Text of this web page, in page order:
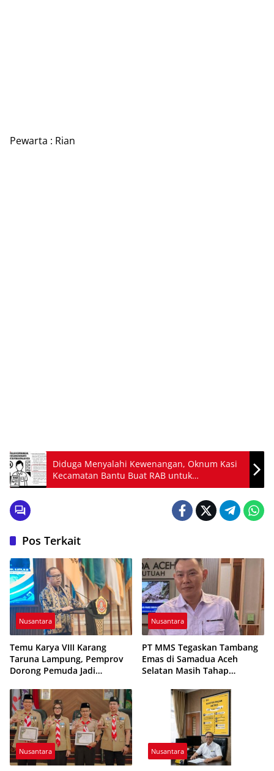
Pewarta : Rian
Diduga Menyalahi Kewenangan, Oknum Kasi
Kecamatan Bantu Buat RAB untuk
Pengaspalan Desa
Pos Terkait
Nusantara
Temu Karya VIII Karang
Taruna Lampung, Pemprov
Dorong Pemuda Jadi
Nusantara
PT MMS Tegaskan Tambang
Emas di Samadua Aceh
Selatan Masih Tahap
Nusantara Nusantara